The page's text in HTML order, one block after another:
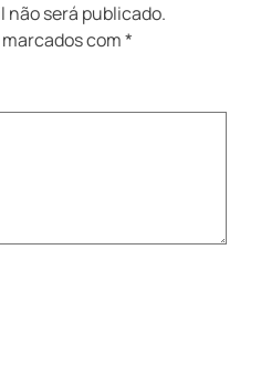
não será publicado.
com*